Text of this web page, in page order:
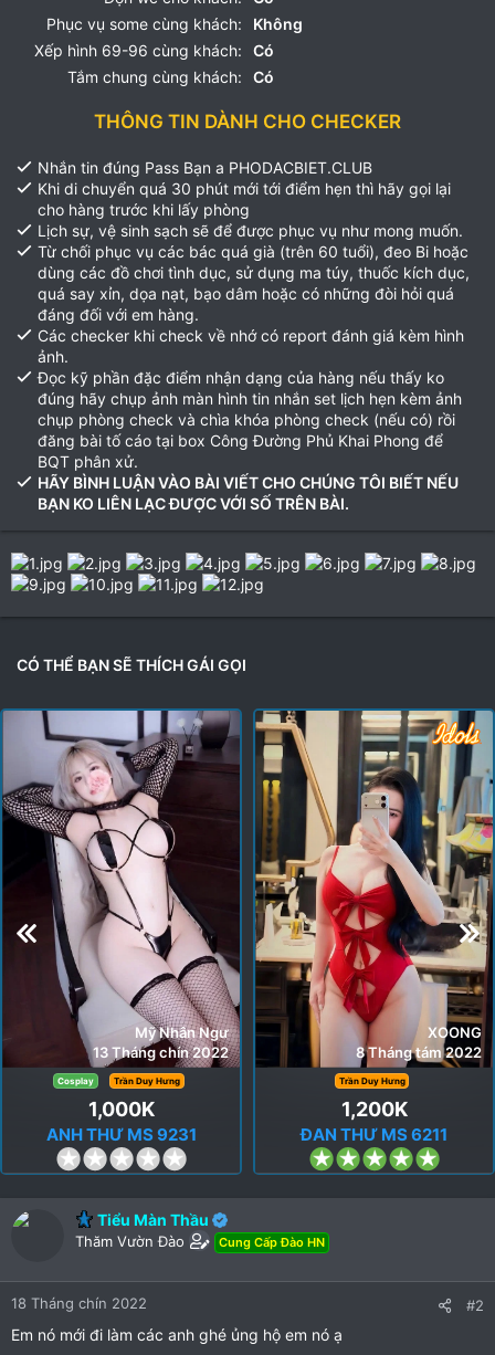
Phục vụ some cùng khách:
Không
Xếp hình 69-96 cùng khách:
Có
Tắm chung cùng khách:
Có
THÔNG TIN DÀNH CHO CHECKER
Nhắn tin đúng Pass Bạn a PHODACBIET.CLUB
Khi di chuyển quá 30 phút mới tới điểm hẹn thì hãy gọi lại
cho hàng trước khi lấy phòng
Lịch sự, vệ sinh sạch sẽ để được phục vụ như mong muốn.
Từ chối phục vụ các bác quá già (trên 60 tuổi), đeo Bi hoặc
dùng các đồ chơi tình dục, sử dụng ma túy, thuốc kích dục,
quá say xỉn, dọa nạt, bạo dâm hoặc có những đòi hỏi quá
đáng đối với em hàng.
Các checker khi check về nhớ có report đánh giá kèm hình
ảnh.
Đọc kỹ phần đặc điểm nhận dạng của hàng nếu thấy ko
đúng hãy chụp ảnh màn hình tin nhắn set lịch hẹn kèm ảnh
chụp phòng check và chìa khóa phòng check (nếu có) rồi
đăng bài tố cáo tại box Công Đường Phủ Khai Phong để
BQT phân xử.
HÃY BÌNH LUẬN VÀO BÀI VIẾT CHO CHÚNG TÔI BIẾT NẾU
BẠN KO LIÊN LẠC ĐƯỢC VỚI SỐ TRÊN BÀI.
CÓ THỂ BẠN SẼ THÍCH GÁI GỌI
Mỹ Nhân Ngư
13 Tháng chín 2022
Cosplay Trần Duy Hưng
1,000K
ANH THƯ MS 9231
0
.
0
0
s
(
XOONG
8 Tháng tám 2022
Trần Duy Hưng
1,200K
ĐAN THƯ MS 6211
5
.
0
a
r
Tiểu Màn Thầu
Thăm Vườn Đào Cung Cấp Đào HN
18 Tháng chín 2022 #2
Em nó mới đi làm các anh ghé ủng hộ em nó ạ